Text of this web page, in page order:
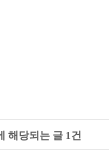
해당되는 글 1건